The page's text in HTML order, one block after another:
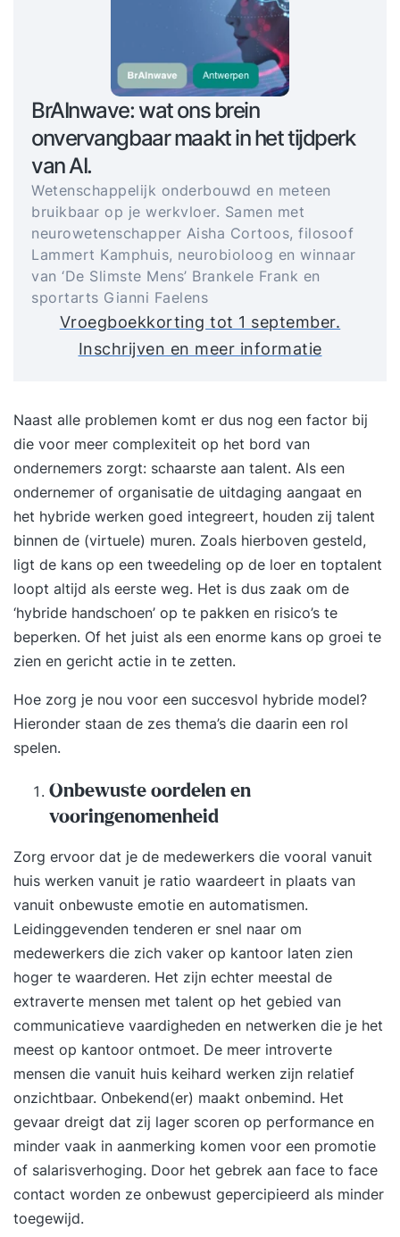
BrAInwave: wat ons brein
onvervangbaar maakt in het tijdperk
van AI.
Wetenschappelijk onderbouwd en meteen
bruikbaar op je werkvloer. Samen met
neurowetenschapper Aisha Cortoos, filosoof
Lammert Kamphuis, neurobioloog en winnaar
van ‘De Slimste Mens’ Brankele Frank en
sportarts Gianni Faelens
Vroegboekkorting tot 1 september.
Inschrijven en meer informatie
Naast alle problemen komt er dus nog een factor bij
die voor meer complexiteit op het bord van
ondernemers zorgt: schaarste aan talent. Als een
ondernemer of organisatie de uitdaging aangaat en
het hybride werken goed integreert, houden zij talent
binnen de (virtuele) muren. Zoals hierboven gesteld,
ligt de kans op een tweedeling op de loer en toptalent
loopt altijd als eerste weg. Het is dus zaak om de
‘hybride handschoen’ op te pakken en risico’s te
beperken. Of het juist als een enorme kans op groei te
zien en gericht actie in te zetten.
Hoe zorg je nou voor een succesvol hybride model?
Hieronder staan de zes thema’s die daarin een rol
spelen.
Onbewuste oordelen en
vooringenomenheid
Zorg ervoor dat je de medewerkers die vooral vanuit
huis werken vanuit je ratio waardeert in plaats van
vanuit onbewuste emotie en automatismen.
Leidinggevenden tenderen er snel naar om
medewerkers die zich vaker op kantoor laten zien
hoger te waarderen. Het zijn echter meestal de
extraverte mensen met talent op het gebied van
communicatieve vaardigheden en netwerken die je het
meest op kantoor ontmoet. De meer introverte
mensen die vanuit huis keihard werken zijn relatief
onzichtbaar. Onbekend(er) maakt onbemind. Het
gevaar dreigt dat zij lager scoren op performance en
minder vaak in aanmerking komen voor een promotie
of salarisverhoging. Door het gebrek aan face to face
contact worden ze onbewust gepercipieerd als minder
toegewijd.